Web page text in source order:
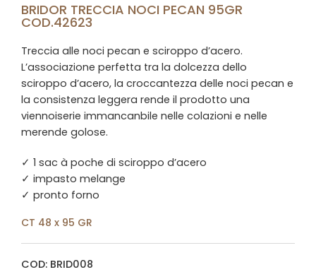
BRIDOR TRECCIA NOCI PECAN 95GR
COD.42623
Treccia alle noci pecan e sciroppo d’acero.
L’associazione perfetta tra la dolcezza dello
sciroppo d’acero, la croccantezza delle noci pecan e
la consistenza leggera rende il prodotto una
viennoiserie immancanbile nelle colazioni e nelle
merende golose.
✓ 1 sac à poche di sciroppo d’acero
✓ impasto melange
✓ pronto forno
CT 48 x 95 GR
COD: BRID008